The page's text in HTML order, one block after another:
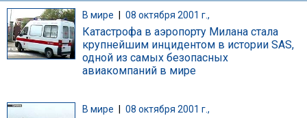
В мире | 08 октября 2001 г.,
Катастрофа в аэропорту Милана стала
крупнейшим инцидентом в истории SAS,
одной из самых безопасных
авиакомпаний в мире
В мире 08 октября 2001 г.,